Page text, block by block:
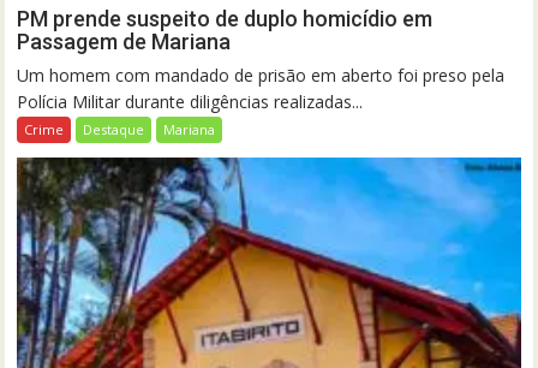
PM prende suspeito de duplo homicídio em
Passagem de Mariana
Um homem com mandado de prisão em aberto foi preso pela
Polícia Militar durante diligências realizadas...
Crime Destaque Mariana